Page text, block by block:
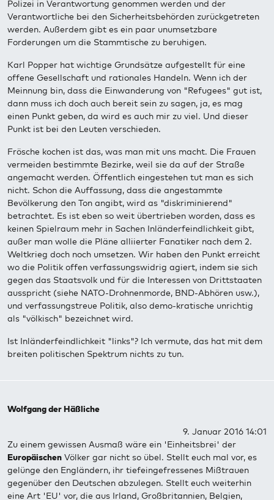
Polizei in Verantwortung genommen werden und der
Verantwortliche bei den Sicherheitsbehörden zurückgetreten
werden. Außerdem gibt es ein paar unumsetzbare
Forderungen um die Stammtische zu beruhigen.
Karl Popper hat wichtige Grundsätze aufgestellt für eine
offene Gesellschaft und rationales Handeln. Wenn ich der
Meinnung bin, dass die Einwanderung von "Refugees" gut ist,
dann muss ich doch auch bereit sein zu sagen, ja, es mag
einen Punkt geben, da wird es auch mir zu viel. Und dieser
Punkt ist bei den Leuten verschieden.
Frösche kochen ist das, was man mit uns macht. Die Frauen
vermeiden bestimmte Bezirke, weil sie da auf der Straße
angemacht werden. Öffentlich eingestehen tut man es sich
nicht. Schon die Auffassung, dass die angestammte
Bevölkerung den Ton angibt, wird as "diskriminierend"
betrachtet. Es ist eben so weit übertrieben worden, dass es
keinen Spielraum mehr in Sachen Inländerfeindlichkeit gibt,
außer man wolle die Pläne alliierter Fanatiker nach dem 2.
Weltkrieg doch noch umsetzen. Wir haben den Punkt erreicht
wo die Politik offen verfassungswidrig agiert, indem sie sich
gegen das Staatsvolk und für die Interessen von Drittstaaten
ausspricht (siehe NATO-Drohnenmorde, BND-Abhören usw.),
und verfassungstreue Politik, also demo-kratische unrichtig
als "völkisch" bezeichnet wird.
Ist Inländerfeindlichkeit "links"? Ich vermute, das hat mit dem
breiten politischen Spektrum nichts zu tun.
Wolfgang der Häßliche
9. Januar 2016 14:01
Zu einem gewissen Ausmaß wäre ein 'Einheitsbrei' der
Europäischen Völker gar nicht so übel. Stellt euch mal vor, es
gelünge den Engländern, ihr tiefeingefressenes Mißtrauen
gegenüber den Deutschen abzulegen. Stellt euch weiterhin
eine Art 'EU' vor, die aus Irland, Großbritannien, Belgien,